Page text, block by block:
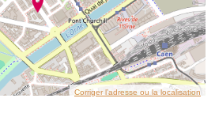
Corriger l’adresse ou la localisation